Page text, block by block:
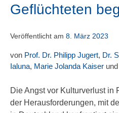
Geflüchteten
Veröffentlicht am 8. März 2023
von Prof. Dr. Philipp Jugert, Dr.
Ialuna, Marie Jolanda Kaiser und
Die Angst vor Kulturverlust in
der Herausforderungen, mit